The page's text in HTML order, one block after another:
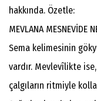
hakkında. Özetle:
MEVLANA MESNEVİDE
Sema kelimesinin
vardır. Mevlevîlikte
çalgıların ritmiyle